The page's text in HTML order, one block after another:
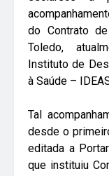
do Contrato
Toledo,
Instituto de
à Saúde –
Tal
desde o
editada a
que instituiu